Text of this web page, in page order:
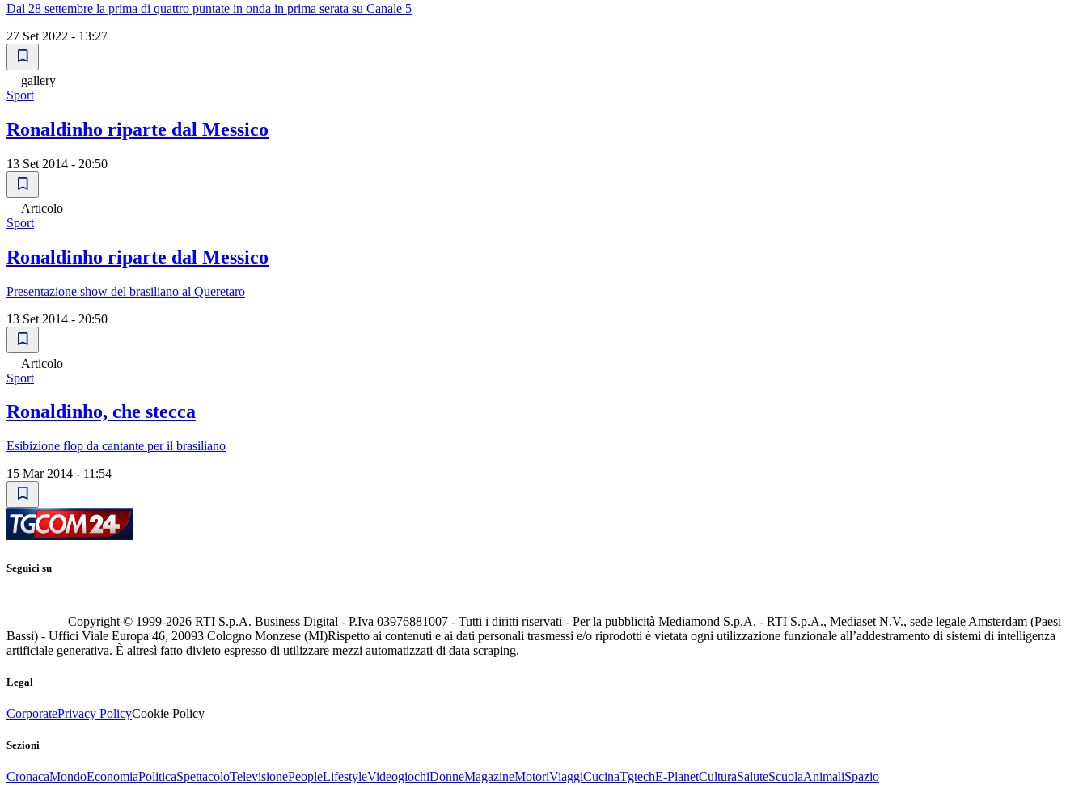
Dal 28 settembre la prima di quattro puntate in onda in prima serata su Canale 5
27 Set 2022 - 13:27
gallery
Sport
Ronaldinho riparte dal Messico
13 Set 2014 - 20:50
Articolo
Sport
Ronaldinho riparte dal Messico
Presentazione show del brasiliano al Queretaro
13 Set 2014 - 20:50
Articolo
Sport
Ronaldinho, che stecca
Esibizione flop da cantante per il brasiliano
15 Mar 2014 - 11:54
Seguici su
Copyright © 1999-2026 RTI S.p.A. Business Digital - P.Iva 03976881007 - Tutti i diritti riservati - Per la pubblicità Mediamond S.p.A. - RTI S.p.A., Mediaset N.V., sede legale Amsterdam (Paesi
Bassi) - Uffici Viale Europa 46, 20093 Cologno Monzese (MI)Rispetto ai contenuti e ai dati personali trasmessi e/o riprodotti è vietata ogni utilizzazione funzionale all’addestramento di sistemi di intelligenza
artificiale generativa. È altresì fatto divieto espresso di utilizzare mezzi automatizzati di data scraping.
Legal
CorporatePrivacy PolicyCookie Policy
Sezioni
CronacaMondoEconomiaPoliticaSpettacoloTelevisionePeopleLifestyleVideogiochiDonneMagazineMotoriViaggiCucinaTgtechE-PlanetCulturaSaluteScuolaAnimaliSpazio